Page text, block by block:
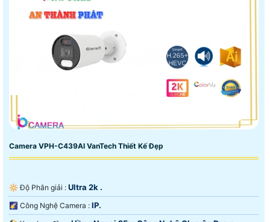
Camera VPH-C439AI VanTech Thiết Kế Đẹp
🔆 Độ Phân giải : Ultra 2k .
🌠 Công Nghệ Camera : IP.